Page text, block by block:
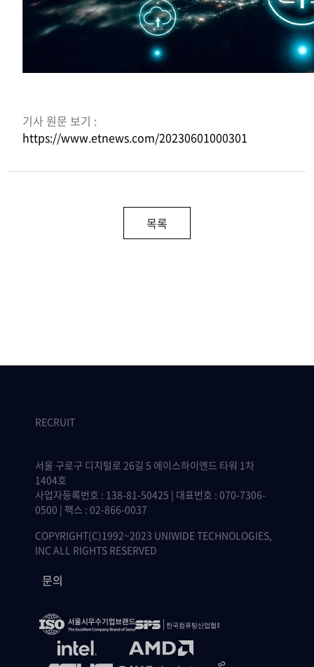
기사 원문 보기 :
https://www.etnews.com/20230601000301
목록
RECRUIT
서울 구로구 디지털로 26길 5 에이스하이엔드 타워 1차
1404호
사업자등록번호 : 138-81-50425 | 대표번호 : 070-7306-
0500 | 팩스 : 02-866-0037
COPYRIGHT(C)1992~2023 UNIWIDE TECHNOLOGIES,
INC ALL RIGHTS RESERVED
문의